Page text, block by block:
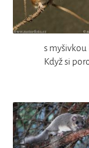
s
Když si